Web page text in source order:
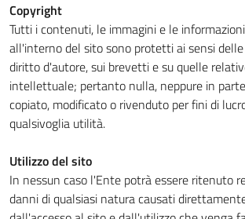
Copyright
Tutti i contenuti, le immagini e le
all'interno del sito sono protetti ai sensi
diritto d'autore, sui brevetti e su quelle
intellettuale; pertanto nulla, neppure in
copiato, modificato o rivenduto per fini di
qualsivoglia utilità.
Utilizzo del sito
In nessun caso l'Ente potrà essere ritenuto
danni di qualsiasi natura causati